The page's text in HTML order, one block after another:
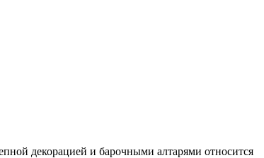
декорацией и барочными алтарями относится